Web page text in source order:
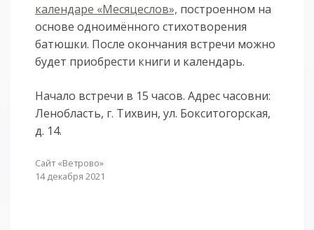
календаре «Месяцеслов», построенном на
основе одноимённого стихотворения
батюшки. После окончания встречи можно
будет приобрести книги и календарь.
Начало встречи в 15 часов. Адрес часовни:
Ленобласть, г. Тихвин, ул. Бокситогорская,
д. 14.
Сайт «Ветрово»
14 декабря 2021